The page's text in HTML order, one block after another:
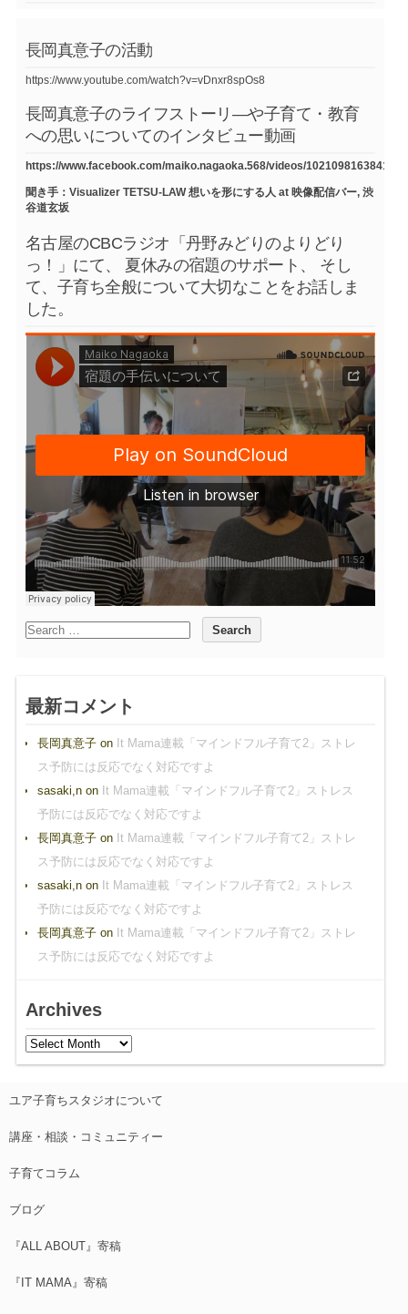
長岡真意子の活動
https://www.youtube.com/watch?v=vDnxr8spOs8
長岡真意子のライフストーリ―や子育て・教育
への思いについてのインタビュー動画
https://www.facebook.com/maiko.nagaoka.568/videos/
聞き手：Visualizer TETSU-LAW 想いを形にする人 at 映像配信バー, 渋
谷道玄坂
名古屋のCBCラジオ「丹野みどりのよりどり
っ！」にて、 夏休みの宿題のサポート、 そし
て、子育ち全般について大切なことをお話しま
した。
最新コメント
長岡真意子on It Mama連載「マインドフル子育て2」ストレ
ス予防には反応でなく対応ですよ
sasaki,non It Mama連載「マインドフル子育て2」ストレス
予防には反応でなく対応ですよ
長岡真意子on It Mama連載「マインドフル子育て2」ストレ
ス予防には反応でなく対応ですよ
sasaki,non It Mama連載「マインドフル子育て2」ストレス
予防には反応でなく対応ですよ
長岡真意子on It Mama連載「マインドフル子育て2」ストレ
ス予防には反応でなく対応ですよ
Archives
ユア子育ちスタジオについて
講座・相談・コミュニティー
子育てコラム
ブログ
『ALL ABOUT』寄稿
『IT MAMA』寄稿